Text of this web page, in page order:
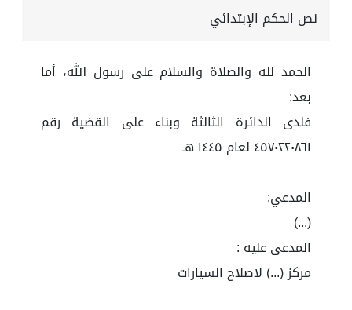
نص الحكم الإبتدائي
الحمد لله والصلاة والسلام على رسول الله، أما
بعد:
فلدى الدائرة الثالثة وبناء على القضية رقم
٤٥٧٠٢٢٠٨٦١ لعام ١٤٤٥ هـ
المدعي:
(...)
المدعى عليه :
مركز (...) لاصلاح السيارات